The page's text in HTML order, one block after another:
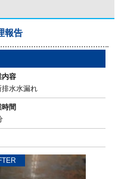
報告
内容
排水水漏れ
時間